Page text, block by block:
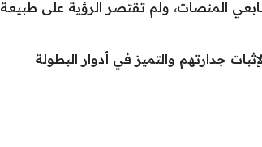
المنصات، ولم تقتصر الرؤية على طبيعة
جدارتهم والتميز في أدوار البطولة